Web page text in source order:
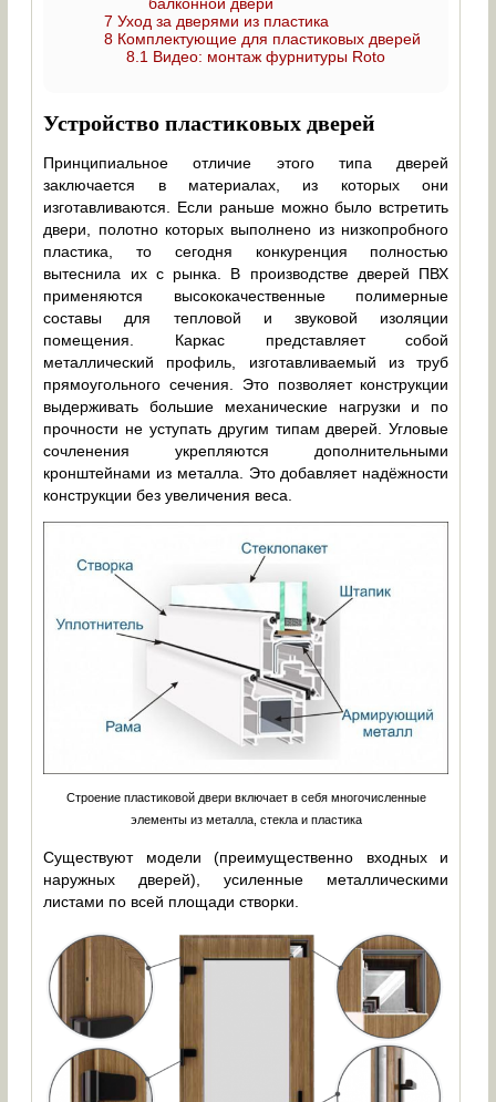
7 Уход за дверями из пластика
8 Комплектующие для пластиковых дверей
8.1 Видео: монтаж фурнитуры Roto
Устройство пластиковых дверей
Принципиальное отличие этого типа дверей
заключается в материалах, из которых они
изготавливаются. Если раньше можно было встретить
двери, полотно которых выполнено из низкопробного
пластика, то сегодня конкуренция полностью
вытеснила их с рынка. В производстве дверей ПВХ
применяются высококачественные полимерные
составы для тепловой и звуковой изоляции
помещения. Каркас представляет собой
металлический профиль, изготавливаемый из труб
прямоугольного сечения. Это позволяет конструкции
выдерживать большие механические нагрузки и по
прочности не уступать другим типам дверей. Угловые
сочленения укрепляются дополнительными
кронштейнами из металла. Это добавляет надёжности
конструкции без увеличения веса.
Строение пластиковой двери включает в себя многочисленные
элементы из металла, стекла и пластика
Существуют модели (преимущественно входных и
наружных дверей), усиленные металлическими
листами по всей площади створки.